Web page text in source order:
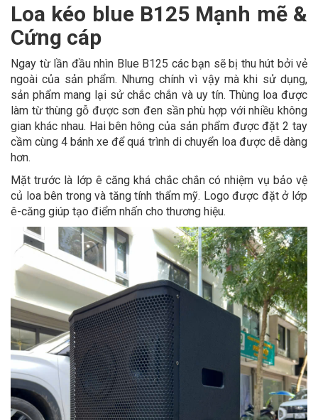
Loa kéo blue B125 Mạnh mẽ &
Cứng cáp
Ngay từ lần đầu nhìn Blue B125 các bạn sẽ bị thu hút bởi vẻ
ngoài của sản phẩm. Nhưng chính vì vậy mà khi sử dụng,
sản phẩm mang lại sử chắc chắn và uy tín. Thùng loa được
làm từ thùng gỗ được sơn đen sần phù hợp với nhiều không
gian khác nhau. Hai bên hông của sản phẩm được đặt 2 tay
cầm cùng 4 bánh xe để quá trình di chuyển loa được dễ dàng
hơn.
Mặt trước là lớp ê căng khá chắc chắn có nhiệm vụ bảo vệ
củ loa bên trong và tăng tính thẩm mỹ. Logo được đặt ở lớp
ê-căng giúp tạo điểm nhấn cho thương hiệu.